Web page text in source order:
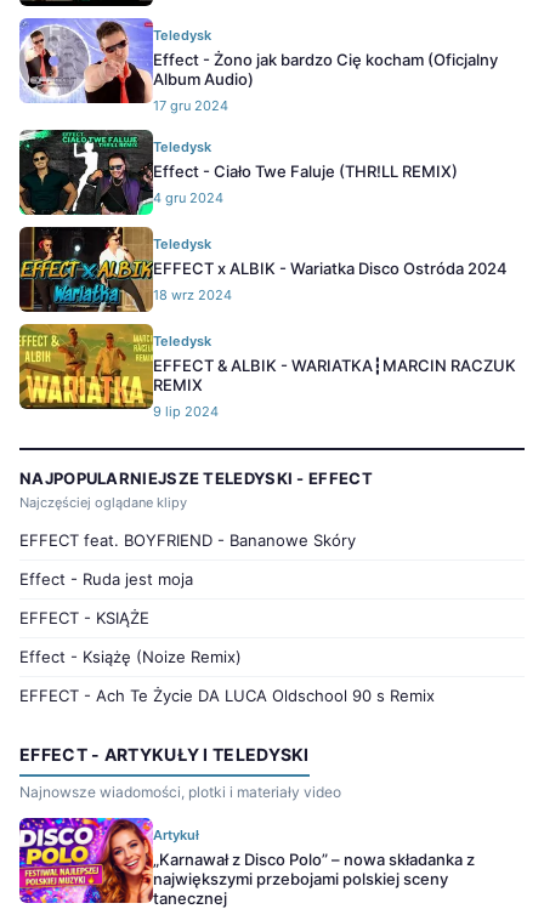
Teledysk
Effect - Żono jak bardzo Cię kocham (Oficjalny
Album Audio)
17 gru 2024
Teledysk
Effect - Ciało Twe Faluje (THR!LL REMIX)
4 gru 2024
Teledysk
EFFECT x ALBIK - Wariatka Disco Ostróda 2024
18 wrz 2024
Teledysk
EFFECT & ALBIK - WARIATKA┇MARCIN RACZUK
REMIX
9 lip 2024
NAJPOPULARNIEJSZE TELEDYSKI - EFFECT
Najczęściej oglądane klipy
EFFECT feat. BOYFRIEND - Bananowe Skóry
Effect - Ruda jest moja
EFFECT - KSIĄŻE
Effect - Książę (Noize Remix)
EFFECT - Ach Te Życie DA LUCA Oldschool 90 s Remix
EFFECT - ARTYKUŁY I TELEDYSKI
Najnowsze wiadomości, plotki i materiały video
Artykuł
„Karnawał z Disco Polo” – nowa składanka z
największymi przebojami polskiej sceny
tanecznej